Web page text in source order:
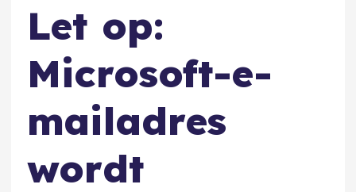
Let op:
Microsoft-e-
mailadres
wordt